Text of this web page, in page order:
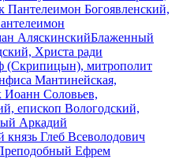
Богоявленский,
АляскинскийБлаженный
Христа ради
(Скрипицын), митрополит
Мантинейская,
Соловьев,
епископ Вологодский,
Аркадий
князь Глеб Всеволодович
Ефрем